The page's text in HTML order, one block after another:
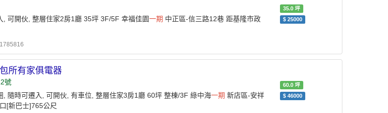
35.0坪
$ 25000
, 可開伙, 整層住家2房1廳 35坪 3F/5F 幸福佳園一期 中正區-信三路12巷 距基隆市政
所有家俱電器
60.0坪
$ 46000
號
, 隨時可遷入, 可開伙, 有車位, 整層住家3房1廳 60坪 整棟/3F 綠中海一期 新店區-安祥
[新巴士]765公尺